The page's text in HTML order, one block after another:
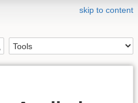
skip to content